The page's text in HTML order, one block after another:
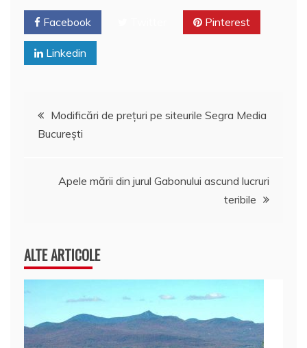
Facebook Pinterest
Linkedin
Navigare
articole
Modificări de prețuri pe siteurile Segra Media
București
Apele mării din jurul Gabonului ascund lucruri
teribile
ALTE ARTICOLE